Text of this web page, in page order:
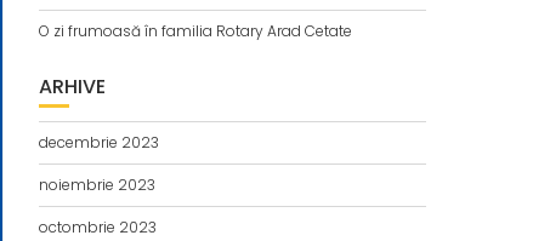
O zi frumoasă în familia Rotary Arad Cetate
ARHIVE
decembrie 2023
noiembrie 2023
octombrie 2023